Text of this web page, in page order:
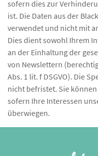
sofern dies zur
ist. Die Daten aus der
verwendet und nicht mit
Dies dient sowohl Ihrem
an der Einhaltung der
von Newslettern
Abs. 1 lit. f DSGVO). Die
nicht befristet. Sie
sofern Ihre Interessen
überwiegen.